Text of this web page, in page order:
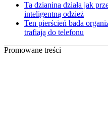
Ta dzianina działa jak
inteligentną odzież
Ten pierścień bada
trafiają do telefonu
Promowane treści